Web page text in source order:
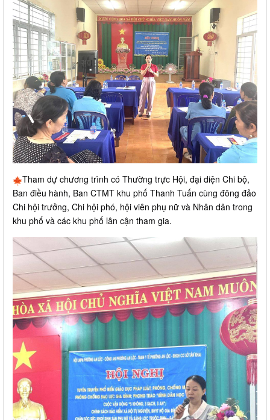
Tham dự chương trình có Thường trực Hội, đại diện Chi bộ,
Ban điều hành, Ban CTMT khu phố Thanh Tuấn cùng đông đảo
Chi hội trưởng, Chi hội phó, hội viên phụ nữ và Nhân dân trong
khu phố và các khu phố lân cận tham gia.